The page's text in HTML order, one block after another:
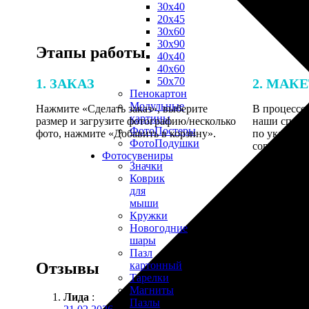
30х40
20х45
30х60
30х90
40х40
40х60
50х70
Пенокартон
Модульные
картины
ФотоПостеры
ФотоПодушки
Фотоcувениры
Значки
Коврик
для
мыши
Кружки
Новогодние
шары
Пазл
картонный
Тарелки
Магниты
Пазлы
Этапы работы
1. ЗАКАЗ
Нажмите «Сделать заказ», выберите
размер и загрузите фотографию/несколько
фото, нажмите «Добавить в корзину».
2.
В процессе
наши
по
Отзывы
Лида :